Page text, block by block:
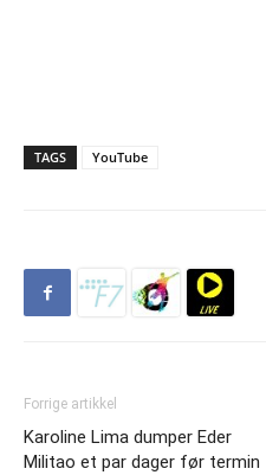
TAGS YouTube
Forrige artikkel
Karoline Lima dumper Eder
Militao et par dager før termin